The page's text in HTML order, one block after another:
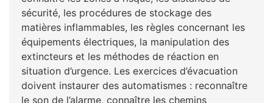
sécurité, les procédures de stockage des
matières inflammables, les règles concernant les
équipements électriques, la manipulation des
extincteurs et les méthodes de réaction en
situation d’urgence. Les exercices d’évacuation
doivent instaurer des automatismes : reconnaître
le son de l’alarme, connaître les chemins